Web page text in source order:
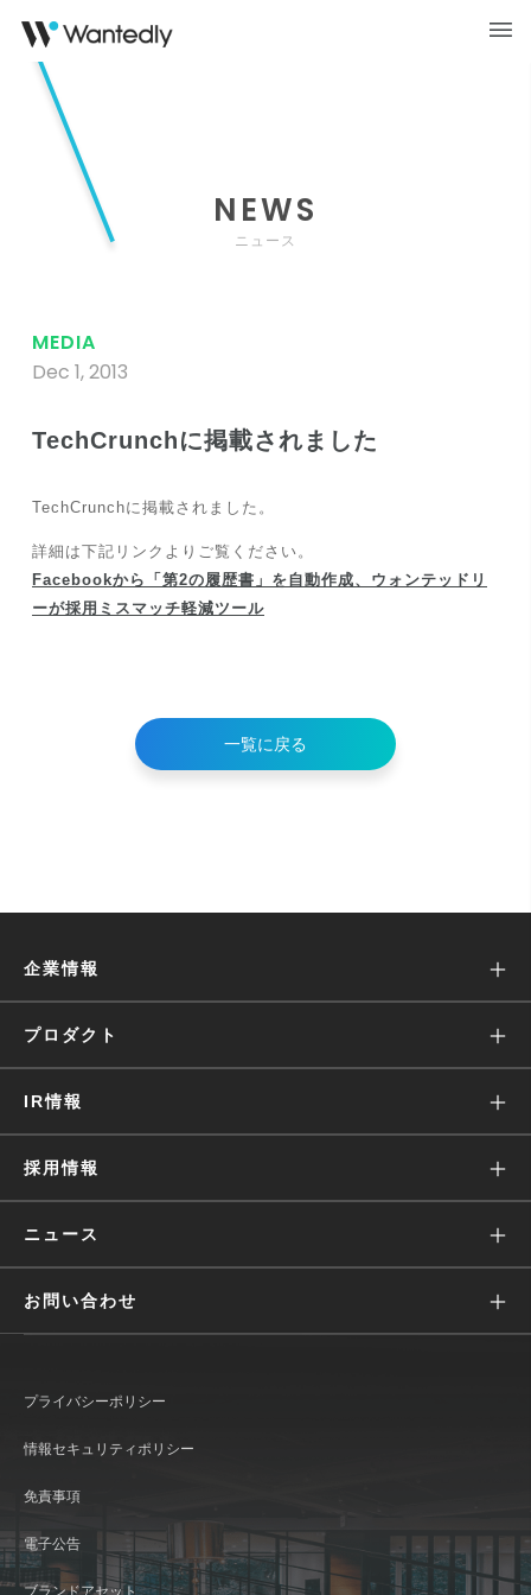
NEWS
ニュース
MEDIA
Dec 1, 2013
TechCrunchに掲載されました
TechCrunchに掲載されました。
詳細は下記リンクよりご覧ください。
Facebookから「第2の履歴書」を自動作成、ウォンテッドリ
ーが採用ミスマッチ軽減ツール
一覧に戻る
企業情報
ミッション
会社概要
役員・経営陣
プロダクト
Wantedly Visit
Engagement Suite
Wantedly Hire
IR情報
株主・投資家の皆様へ
業績ハイライト(グラフ)
IRライブラリ
よくあるご質問
採用情報
価値観
働く環境
新卒採用
ニュース
すべて
メディア
おしらせ
お問い合わせ
IR情報に関して
Wantedly Visit / Admin に関して
プライバシーポリシー
情報セキュリティポリシー
免責事項
電子公告
ブランドアセット